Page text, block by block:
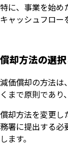
特に、事業を始め
キャッシュフロー
償却方法の選
減価償却の方法は
くまで原則であ
償却方法を変更し
務署に提出する必
します。